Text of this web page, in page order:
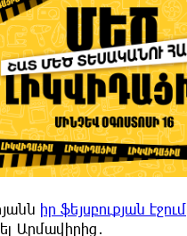
իր ֆեյսբուքյան էջում
Արմավիրից․